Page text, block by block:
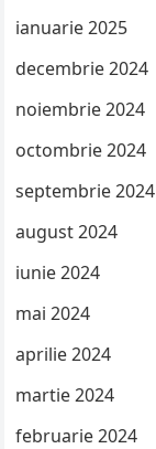
ianuarie 2025
decembrie 2024
noiembrie 2024
octombrie 2024
septembrie 2024
august 2024
iunie 2024
mai 2024
aprilie 2024
martie 2024
februarie 2024